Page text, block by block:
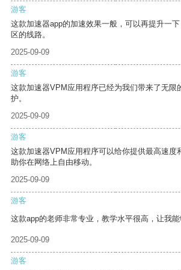
游客
这款加速器app的加速效果一般，可以再提升一
区的线路。
2025-09-09
游客
这款加速器VPM应用程序已经为我们带来了无限
护。
2025-09-09
游客
这款加速器VPM应用程序可以给你提供最高速度
助你在网络上自由移动。
2025-09-09
游客
这款app的老师非常专业，教学水平很高，让我能
2025-09-09
游客